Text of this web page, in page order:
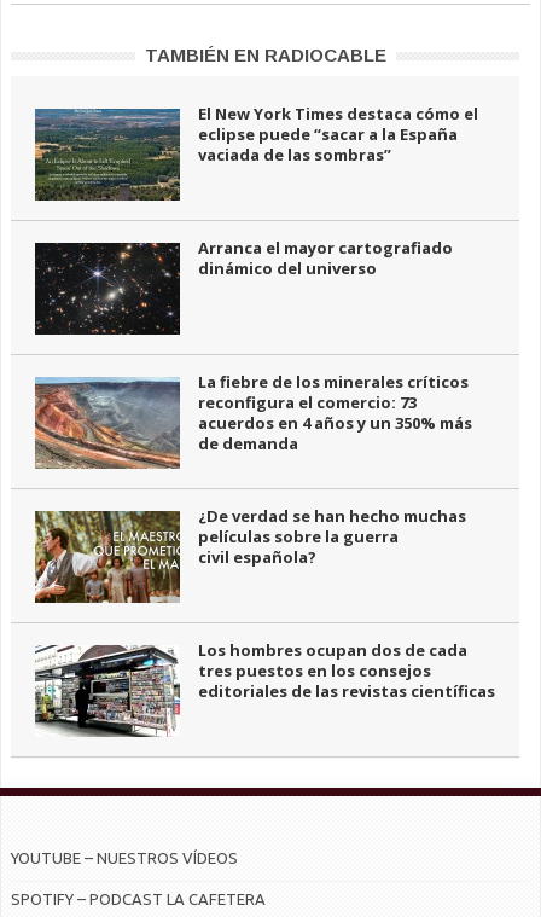
TAMBIÉN EN RADIOCABLE
El New York Times destaca cómo el
eclipse puede “sacar a la España
vaciada de las sombras”
Arranca el mayor cartografiado
dinámico del universo
La fiebre de los minerales críticos
reconfigura el comercio: 73
acuerdos en 4 años y un 350% más
de demanda
¿De verdad se han hecho muchas
películas sobre la guerra
civil española?
Los hombres ocupan dos de cada
tres puestos en los consejos
editoriales de las revistas científicas
YOUTUBE – NUESTROS VÍDEOS
SPOTIFY – PODCAST LA CAFETERA